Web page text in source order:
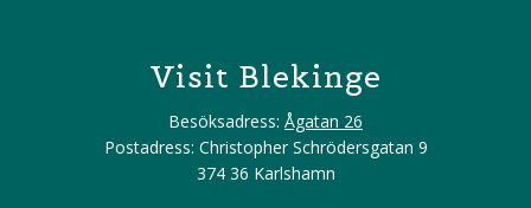
Visit Blekinge
Besöksadress: Ågatan 26
Postadress: Christopher Schrödersgatan 9
374 36 Karlshamn